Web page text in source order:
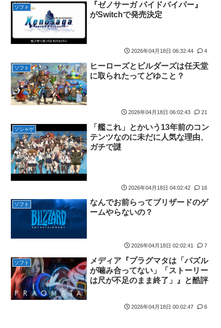
【Money1】 韓国「信用赦免を何回やっても、何回やっても」⇒
257万人赦免したのに60万人がまた延滞者に転落！
【艦これ】E3-4毎回どこかが噛み合わないでち
逃げ上手の若君 第16話 感想：絶体絶命の若様のピンチに駆けつ
三山賀子アナ 巨乳くっきり！！【GIF動画あり】
【艦これ】リアイベコラボって良いよね・・・
【ガンダム00】マスラオとスサノオって色が違うだけ？
海外「日本人はなんて気高いんだ！」 英高級紙も驚愕した極限の
中の日本人の姿に世界が衝撃
【遊戯王TCG情報】海外のBETBに『Audhumla, Progenitor of
the Frozen Expanse』が新規収録決定！
【画像】「HUNTER×HUNTER」のキャラと同じ部屋に1時間閉じ
【競馬】ボンドガールが引退、繁殖入り 18戦1勝 重賞2着7
回
【朗報】有名ボカロP、熊本に1000万円の寄付するｗｗｗｗ
ひろゆき「コメント欄で暴れてるのは暇人です」→ネット民、一
言で片付けられてしまうｗｗｗｗｗ
海外「日本は戦勝国なんだよ」 戦後の日本人の特別な生き様に各
国から称賛の声
イオン爆発「車で来てるから戻るしかない」避難後に館内へ…現
【悲報】映画『ブルーロック』さん、大コケ
【悲報】 台風15号さん、意味わからんルートで日本上陸へ
【悲報】AIにジム予約を依頼した結果、予約システムをハックし
【動画】大食い系女子、「ふえるワカメ」を大量に食べる実験を
した結果ｗｗｗｗ
テレ東の女子アナさん、たっぷりお尻とお乳を隠しきれない
【芸能】佐藤二朗、胸中吐露「“ほんとうのこと”を僕の口からは
何ひとつ言えなくて… 言葉にできぬ悔しさを日々感じておりま
す」
ダウンード版買うやつの特徴「50％OFFが購入最低ライン」
【艦これ】今日の日に青い空を見上げ 他
【艦これ】ママッチャーウサギ 他
【画像】ワイ底辺期間工の夕食がこちらｗｗｗｗｗ
一人っ子母子家庭育ちワイ(26)無職の母親が再婚するらしくて驚
愕
みい山『そもそも作品自体が糞つまらない』と叩かれだすｗｗｗ
『LuckyFes'26』ハロプロ反省会会場
江別リンチ犯「立って謝罪は本気じゃない」 裁判官「裁判で土下
座してないキミは本気じゃないな」
【にじ甲2026】パワヒは打率は下がるから当たり引かないとブレ
ーキすぎる
ソフト
『ゼノサーガ パイドパイパー』
がSwitchで発売決定
2026年04月18日 06:32:44 4
ソフト
ヒーローズとビルダーズは任天堂
に取られたってどゆこと？
2026年04月18日 06:02:43 21
ソシャゲ
「艦これ」とかいう13年前のコン
テンツなのに未だに人気な理由、
ガチで謎
2026年04月18日 04:02:42 16
ソフト
なんでお前らってブリザードのゲ
ームやらないの？
2026年04月18日 02:02:41 7
ソフト
メディア『プラグマタは「パズル
が噛み合ってない」「ストーリー
は尺が不足のまま終了」』と酷評
2026年04月18日 00:02:47 6